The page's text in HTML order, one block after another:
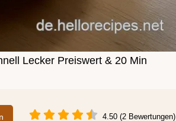
Lecker Preiswert & 20 Min
4.50 (2 Bewertungen)